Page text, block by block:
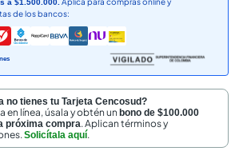
a $1.500.000.
de los bancos:
no tienes tu Tarjeta Cencosud?
en línea, úsala y obtén unbono de $100.000
próxima compra. Aplican términos y
Solicítala aquí.